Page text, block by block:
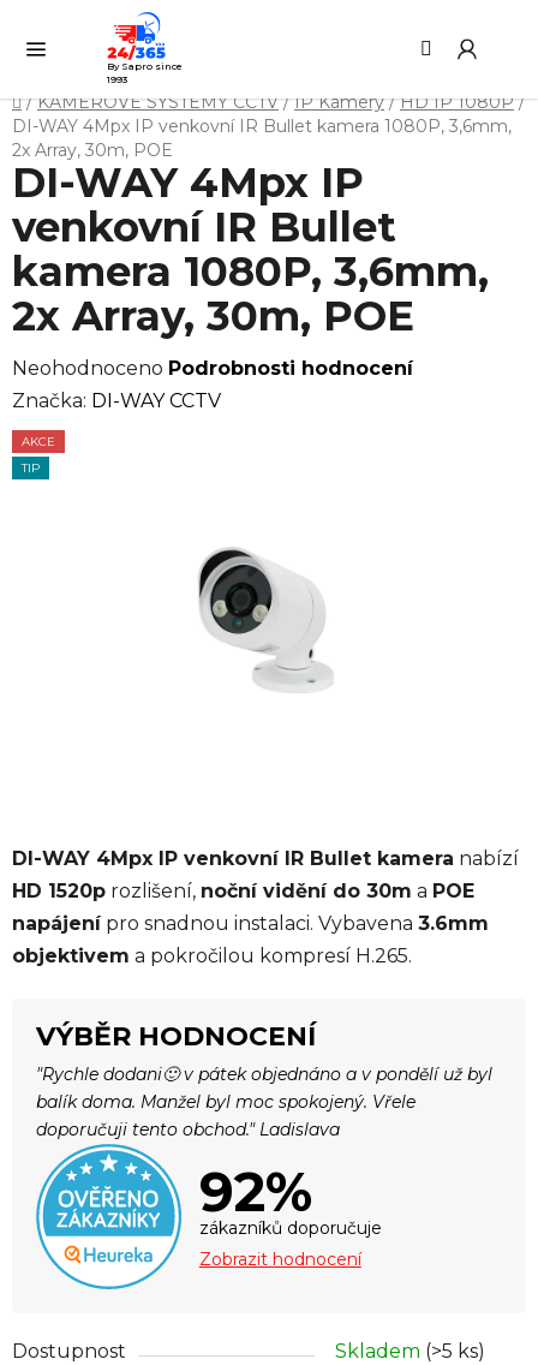
obsah
By Sapro since
1993
Domů
/ KAMEROVÉ SYSTÉMY CCTV / IP Kamery / HD IP 1080P /
DI-WAY 4Mpx IP venkovní IR Bullet kamera 1080P, 3,6mm,
2x Array, 30m, POE
DI-WAY 4Mpx IP venkovní IR Bullet kamera nabízí
HD 1520p rozlišení, noční vidění do 30m a POE
napájenípro snadnou instalaci. Vybavena 3.6mm
objektivem a pokročilou kompresí H.265.
VÝBĚR HODNOCENÍ
"Rychle dodani🙂 v pátek objednáno a v pondělí už byl
balík doma. Manžel byl moc spokojený. Vřele
doporučuji tento obchod." Ladislava
92%
zákazníků doporučuje
Zobrazit hodnocení
Dostupnost Skladem (>5 ks)
DI-WAY 4Mpx IP
venkovní IR Bullet
kamera 1080P, 3,6mm,
2x Array, 30m, POE
Průměrné
hodnocení
produktu
je
Neohodnoceno Podrobnosti hodnocení
Značka: DI-WAY CCTV
AKCE
TIP